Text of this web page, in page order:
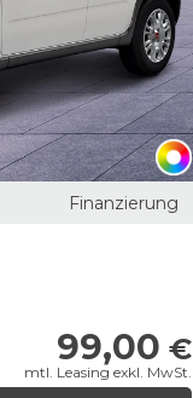
Finanzierung
99,00 €
mtl. Leasing exkl. MwSt.